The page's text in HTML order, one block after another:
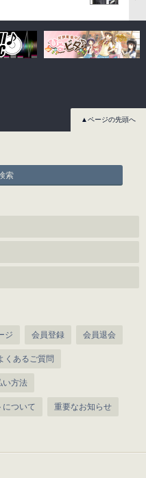
▲ページの先頭へ
索
ジ 会員登録 会員退会
くあるご質問
い方法
について 重要なお知らせ